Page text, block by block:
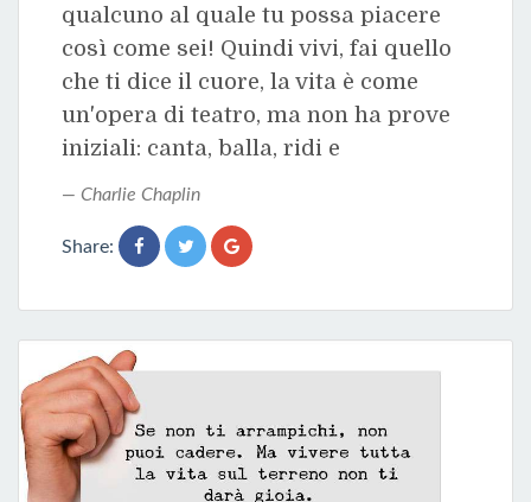
qualcuno al quale tu possa piacere
così come sei! Quindi vivi, fai quello
che ti dice il cuore, la vita è come
un'opera di teatro, ma non ha prove
iniziali: canta, balla, ridi e
Charlie Chaplin
Share: